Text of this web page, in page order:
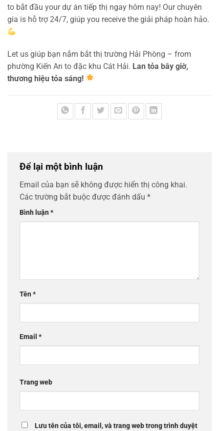
to bắt đầu your dự án tiếp thị ngay hôm nay! Our chuyên
gia is hỗ trợ 24/7, giúp you receive the giải pháp hoàn hảo.
Let us giúp bạn nắm bắt thị trường Hải Phòng – from
phường Kiến An to đặc khu Cát Hải. Lan tỏa bây giờ,
thương hiệu tỏa sáng!
Để lại một bình luận
Email của bạn sẽ không được hiển thị công khai.
Các trường bắt buộc được đánh dấu *
Bình luận*
Tên*
Email *
Trang web
Lưu tên của tôi, email, và trang web trong trình duyệt